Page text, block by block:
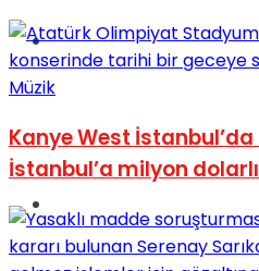
Spor
Müzik
Kanye West İstanbul’da
İstanbul’a milyon